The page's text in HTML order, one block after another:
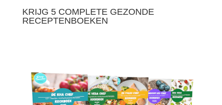
KRIJG 5 COMPLETE GEZONDE
RECEPTENBOEKEN